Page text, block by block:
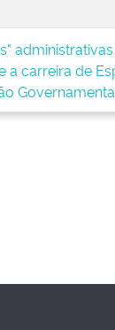
a carreira de